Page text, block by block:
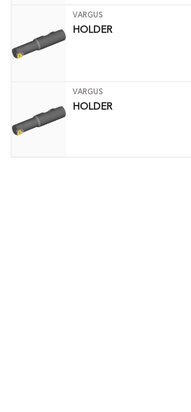
VARGUS
HOLDER
VARGUS
HOLDER